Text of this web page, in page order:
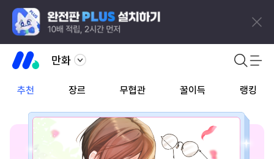
만화
추천 장르 무협관 꿀이득 랭킹